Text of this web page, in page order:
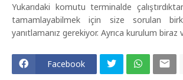
Yukarıdaki komutu terminalde
tamamlayabilmek için size sorulan
yanıtlamanız gerekiyor. Ayrıca kurulum biraz
Facebook